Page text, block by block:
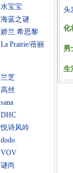
水宝宝
海蓝之谜
娇兰 希思黎
La Prairie/蓓丽
兰芝
高丝
sana
DHC
悦诗风吟
dodo
VOV
谜尚
头
化
男
生